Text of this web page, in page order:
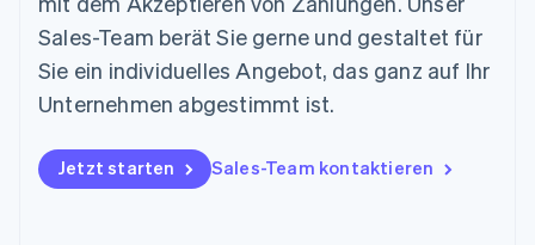
Sales-Team berät Sie gerne und gestaltet für
Sie ein individuelles Angebot, das ganz auf Ihr
Unternehmen abgestimmt ist.
Jetzt starten Sales-Team kontaktieren
Nederlands English
Norwegen
English
Österreich
Polen
English
Portugal